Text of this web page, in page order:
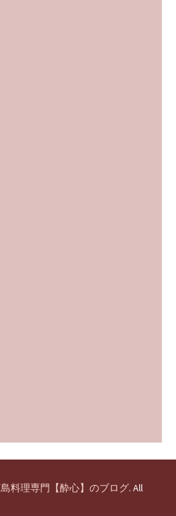
料理専門【酔心】のブログ. All